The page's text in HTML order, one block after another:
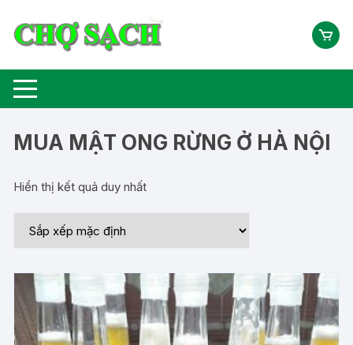
MUA MẬT ONG RỪNG Ở HÀ NỘI
Hiển thị kết quả duy nhất